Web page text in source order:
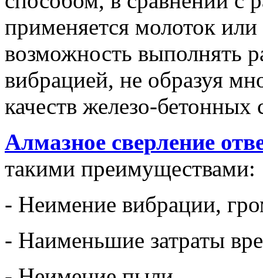
применяется молоток
возможность выполнять
вибрацией, не образуя
качеств железо-бетонных
Алмазное сверление
такими преимуществами:
- Неимение вибрации,
- Наименьшие затраты